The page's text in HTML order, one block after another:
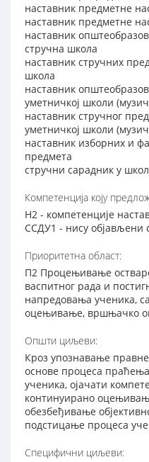
наставник предметне
наставник предметне
наставник
стручна школа
наставник стручних
школа
наставник
уметничкој школи
наставник стручног
уметничкој школи
наставник изборних и
предмета
стручни сарадник у
Компетенција коју
Н2 - компетенције
ССДУ1 - нису објављени
Приоритетна област:
П2 Процењивање
васпитног рада и
напредовања ученика,
оцењивање, вршњачко
Општи циљеви:
Кроз упознавање
основе процеса
ученика, ојачати
континуирано
обезбеђивање
подстицање процеса
Специфични циљеви: